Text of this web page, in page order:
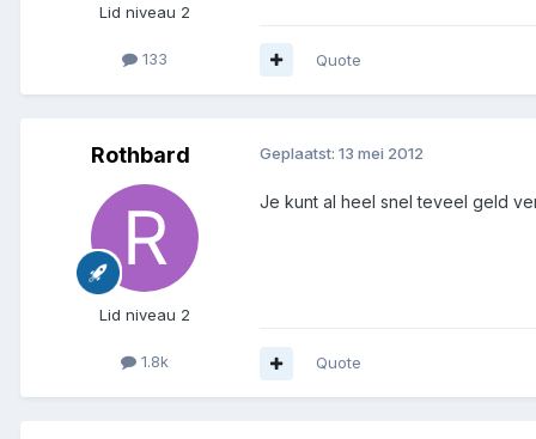
Lid niveau 2
133 Quote
Rothbard
Lid niveau 2
1.8k
Geplaatst: 13 mei 2012
Je kunt al heel snel teveel geld
Quote